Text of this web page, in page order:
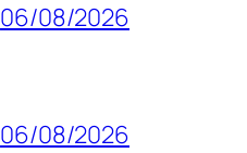
06/08/2026
06/08/2026